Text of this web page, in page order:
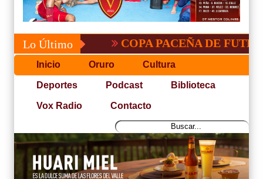
Lo Último COPA PACEÑA DE FUTBOL
Inicio Oruro Cultura
Deportes Podcast Biblioteca
Vox Radio Contacto